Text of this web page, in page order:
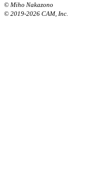
© Miho Nakazono
© 2019-2026 CAM, Inc.